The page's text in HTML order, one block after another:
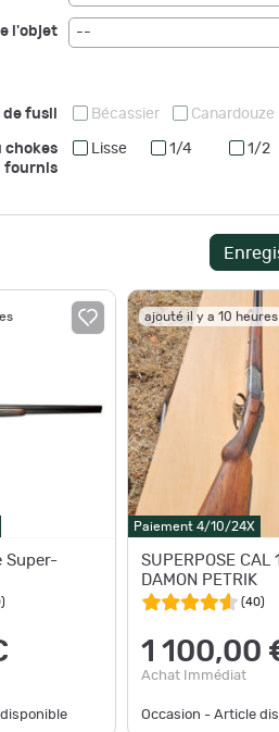
l'objet --
fusil Bécassier Canardouze
chokes
fournis
Lisse 1/4 1/2
Super-
)
ajouté il y a 10 heures
Paiement 4/10/24X
SUPERPOSE CAL
DAMON PETRIK
(40)
1 100,00
Achat Immédiat
Occasion - Article